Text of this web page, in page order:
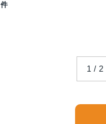
件
1 / 2